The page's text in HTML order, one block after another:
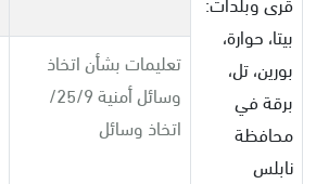
بيتا، حوارة،
بورين، تل،
برقة في
محافظة
نابلس
تعليمات بشأن اتخاذ
وسائل أمنية 25/9/
اتخاذ وسائل